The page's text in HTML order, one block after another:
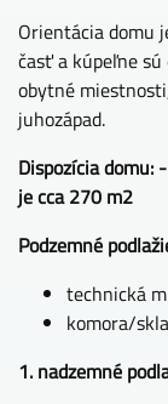
Orientácia domu
časť a kúpeľne
obytné
juhozápad.
Dispozícia domu:
je cca 270 m2
Podzemné
technická
komora/
1. nadzemné